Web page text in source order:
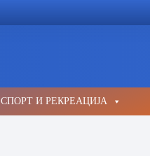
СПОРТ И РЕКРЕАЦИЈА